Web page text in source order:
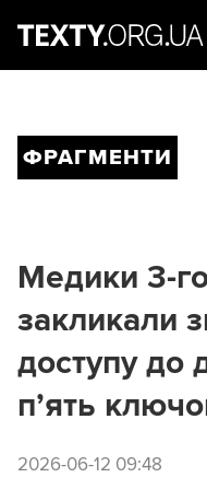
ФРАГМЕНТИ
Медики 3-
закликали
доступу до
п’ять
2026-06-12 09:48